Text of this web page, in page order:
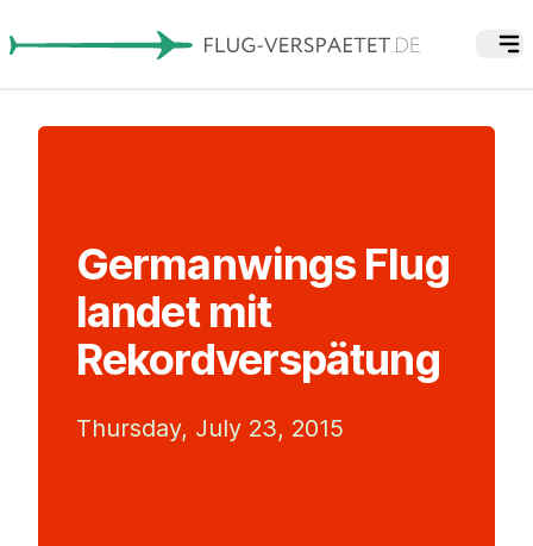
Germanwings Flug
landet mit
Rekordverspätung
Thursday, July 23, 2015